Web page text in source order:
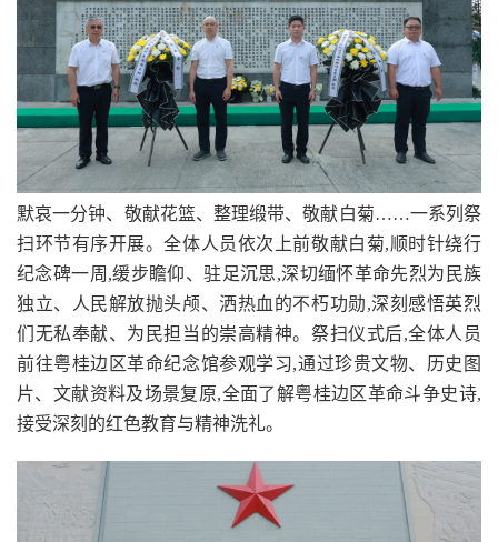
默哀一分钟、敬献花篮、整理缎带、敬献白菊……一系列祭
扫环节有序开展。全体人员依次上前敬献白菊,顺时针绕行
纪念碑一周,缓步瞻仰、驻足沉思,深切缅怀革命先烈为民族
独立、人民解放抛头颅、洒热血的不朽功勋,深刻感悟英烈
们无私奉献、为民担当的崇高精神。祭扫仪式后,全体人员
前往粤桂边区革命纪念馆参观学习,通过珍贵文物、历史图
片、文献资料及场景复原,全面了解粤桂边区革命斗争史诗,
接受深刻的红色教育与精神洗礼。